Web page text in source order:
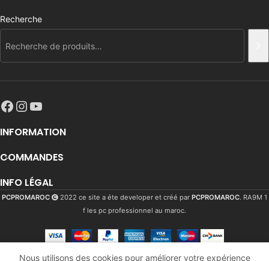
Recherche
INFORMATION
COMMANDES
INFO LÉGAL
PCPROMAROC 2022 ce site a éte developer et créé par PCPROMAROC. RA9M 1
f les pc professionnel au maroc.
Nous utilisons des cookies pour améliorer votre expérience